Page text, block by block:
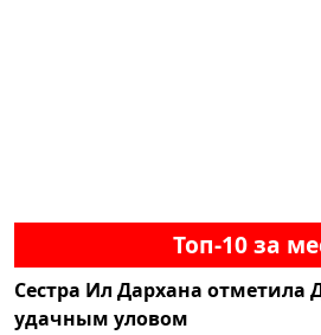
Топ-10 за
Сестра Ил Дархана отметила
удачным уловом